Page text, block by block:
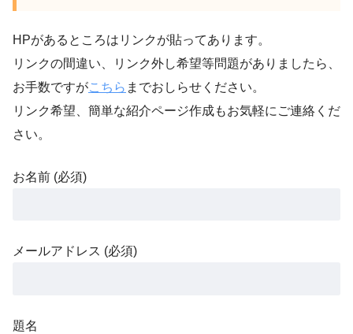
HPがあるところはリンクが貼ってあります。
リンクの間違い、リンク外し希望等問題がありましたら、
お手数ですがこちら までおしらせください。
リンク希望、簡単な紹介ページ作成もお気軽にご連絡くだ
さい。
お名前 (必須)
メールアドレス (必須)
題名